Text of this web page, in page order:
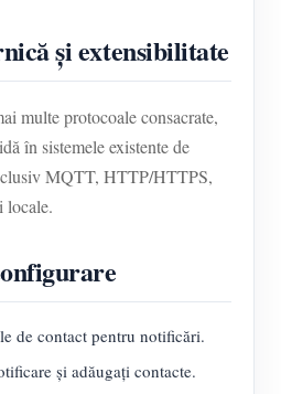
și extensibilitate
multe protocoale consacrate,
în sistemele existente de
MQTT, HTTP/HTTPS,
locale.
de contact pentru notificări.
și adăugați contacte.